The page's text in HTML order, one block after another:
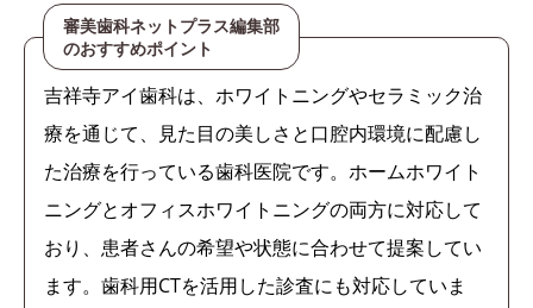
審美歯科ネットプラス編集部
のおすすめポイント
吉祥寺アイ歯科は、ホワイトニングやセラミック治
療を通じて、見た目の美しさと口腔内環境に配慮し
た治療を行っている歯科医院です。ホームホワイト
ニングとオフィスホワイトニングの両方に対応して
おり、患者さんの希望や状態に合わせて提案してい
ます。歯科用CTを活用した診査にも対応していま